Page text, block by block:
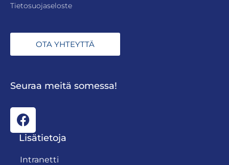
Tietosuojaseloste
OTA YHTEYTTÄ
Seuraa meitä somessa!
Lisätietoja
Intranetti